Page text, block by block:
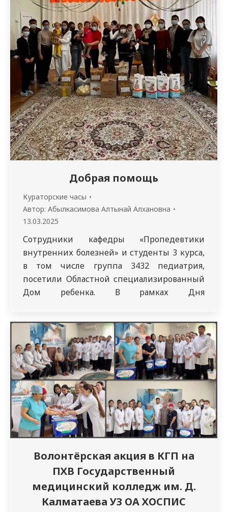
Добрая помощь
Кураторские часы
Автор: Абылкасимова Алтынай Алхановна
13.03.2025
Сотрудники кафедры «Пропедевтики
внутренних болезней» и студенты 3 курса,
в том числе группа 3432 педиатрия,
посетили Областной специализированный
Дом ребенка. В рамках Дня
питания, средства гигиены и другие
необходимые вещи для малышей. Эта
инициатива стала не только возможностью
помочь тем, кто в этом нуждается, но и
напоминанием…
Волонтёрская акция в КГП на
ПХВ Государственный
медицинский колледж им. Д.
Калматаева УЗ ОА ХОСПИС